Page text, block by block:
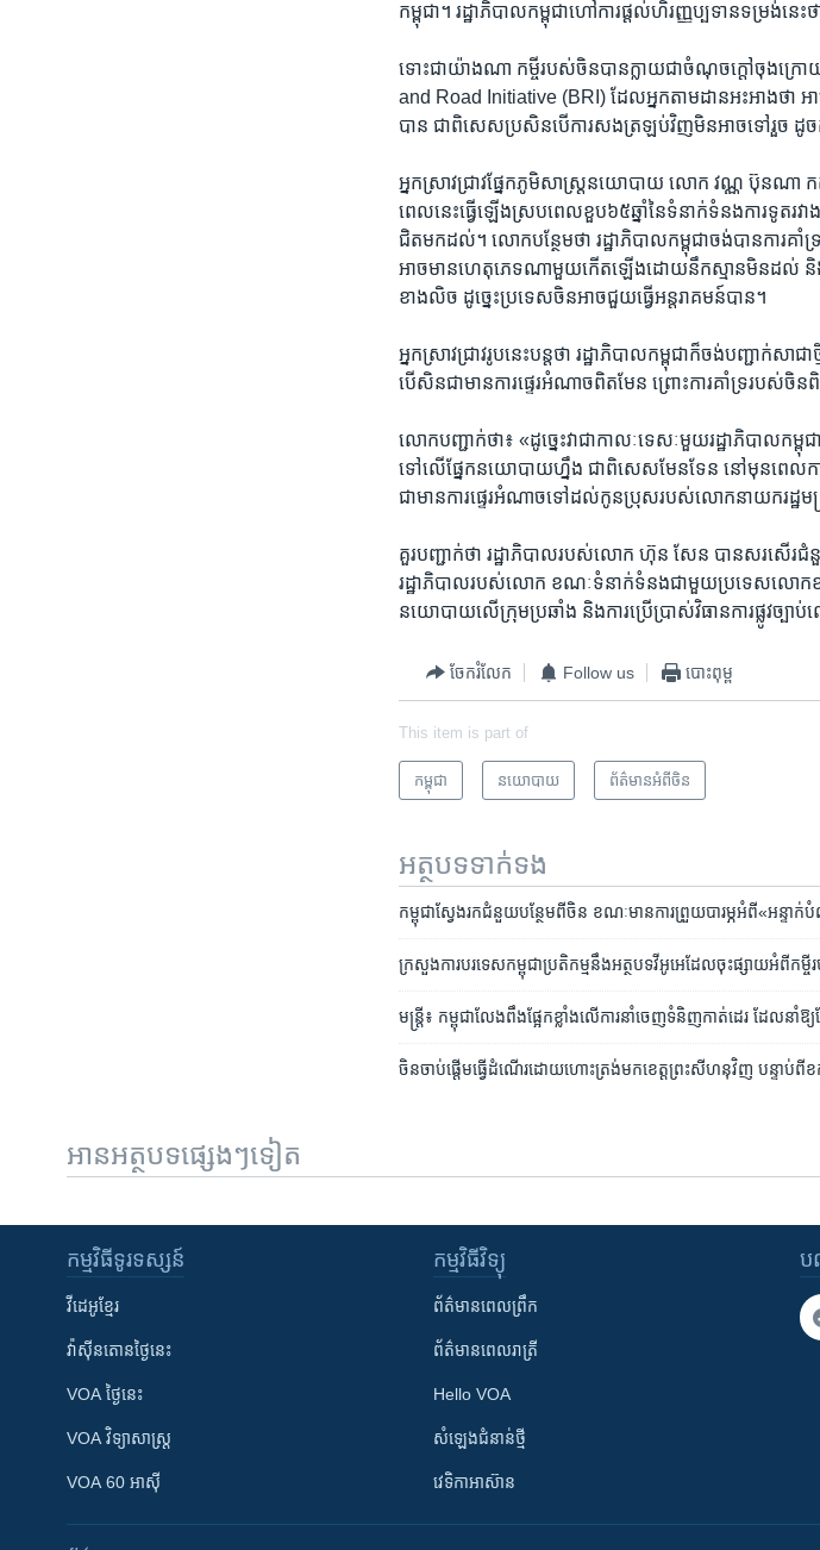
កម្ពុជា។ ​រដ្ឋាភិបាល​កម្ពុជា​ហៅ​ការ​ផ្ដល់​ហិរញ្ញ​ប្បទាន​ទម្រង់​នេ
ទោះ​ជា​យ៉ាងណា ​កម្ចី​របស់​ចិន​បាន​ក្លាយ​ជា​ចំណុច​ក្តៅ​ចុង​ក្រោយ​
and Road Initiative ​(BRI)​ ដែល​អ្នក​តាម​ដាន​អះអាង​ថា ​អ
បាន ​ជា​ពិសេស​ប្រសិន​បើ​ការ​សង​ត្រឡប់​វិញ​មិន​អាច​ទៅ​រួច ​ដូច​
អ្នក​ស្រាវជ្រាវ​ផ្នែក​ភូមិ​សាស្ត្រ​នយោបាយ​ ​លោក ​វណ្ណ ប៊ុនណ
ពេល​នេះ​ធ្វើ​ឡើង​ស្រប​ពេល​ខួប​៦៥​ឆ្នាំ​នៃ​ទំនាក់​ទំនង​ការ​ទូត​រវ
ជិត​មក​ដល់។ ​លោក​បន្ថែម​ថា ​រដ្ឋាភិបា​ល​កម្ពុជា​ចង់​បាន​ការ​គាំ
អាច​មាន​ហេតុ​ភេទ​ណា​មួយ​កើត​ឡើង​ដោយ​នឹក​ស្មាន​មិន​ដល់ ​និង​
ខាង​លិច​ ដូច្នេះ​ប្រទេស​ចិន​អាចជួយ​ធ្វើ​អន្តរាគមន៍​បាន។​
អ្នក​ស្រាវជ្រាវ​រូប​នេះ​បន្ត​ថា​ រដ្ឋាភិបាល​កម្ពុជា​ក៏​ចង់​បញ្ជាក់​ស
បើ​សិន​ជា​មាន​ការ​ផ្ទេរ​អំណាច​ពិត​មែន​ ព្រោះ​ការ​គាំទ្រ​របស់​ចិ
លោក​បញ្ជាក់​ថា៖ ​«ដូច្នេះ​វា​ជា​កាលៈ​ទេសៈ​មួយ​រដ្ឋាភិបាល​
ទៅ​លើ​ផ្នែក​នយោបាយ​ហ្នឹង​ ជា​ពិសេស​មែន​ទែន​ នៅ​មុន​ពេល​ក
ជា​មាន​ការ​ផ្ទេរ​អំណាច​ទៅ​ដល់​កូន​ប្រុស​របស់​លោក​នាយក​រដ្ឋមន្
គួរ​បញ្ជាក់​ថា​ រដ្ឋាភិបាល​របស់​លោក ​ហ៊ុន សែន​ បាន​សរសើរ​
រដ្ឋាភិបាល​របស់​លោក ខណៈ​ទំនាក់​ទំនង​ជាមួយ​ប្រទេស​លោក​ខាង​
នយោបាយ​លើ​ក្រុម​ប្រឆាំង​ និង​ការ​ប្រើ​ប្រាស់​វិធាន​ការ​ផ្លូវ​ច្ប
ចែករំលែក Follow us បោះពុម្ព
This item is part of
កម្ពុជា នយោបាយ ព័ត៌មានអំពី​ចិន
អត្ថបទ​ទាក់ទង
កម្ពុជា​ស្វែង​រក​ជំនួយ​បន្ថែម​ពី​ចិន ​ខណៈ​មាន​ការ​ព្រួយ​បារម្ភ​អំពី​«អន្ទា
ក្រសួង​ការបរទេស​កម្ពុជា​ប្រតិកម្ម​នឹង​អត្ថបទ​​វីអូអេ​ដែល​ចុះ​ផ្សាយ​អំពី​កម្
មន្ត្រី៖ កម្ពុជា​លែង​ពឹង​ផ្អែក​ខ្លាំង​លើ​ការនាំ​ចេញ​ទំនិញ​កាត់ដេរ ដែល​នាំ
ចិន​ចាប់​ផ្តើម​ធ្វើ​ដំណើរ​​ដោយ​ហោះត្រង់​មក​ខេត្តព្រះសីហនុ​វិញ​ បន្ទាប់ពី​
អានអត្ថបទផ្សេងៗទៀត
ប
កម្មវិធី​ទូរទស្សន៍
វីដេអូ​ខ្មែរ
វ៉ាស៊ីនតោន​ថ្ងៃ​នេះ
VOA ថ្ងៃនេះ
VOA ​វិទ្យាសាស្ត្រ
VOA 60 អាស៊ី
កម្មវិធី​វិទ្យុ
ព័ត៌មាន​ពេល​ព្រឹក
ព័ត៌មាន​​ពេល​រាត្រី
Hello VOA
សំឡេង​ជំនាន់​ថ្មី
វេទិកា​អាស៊ាន